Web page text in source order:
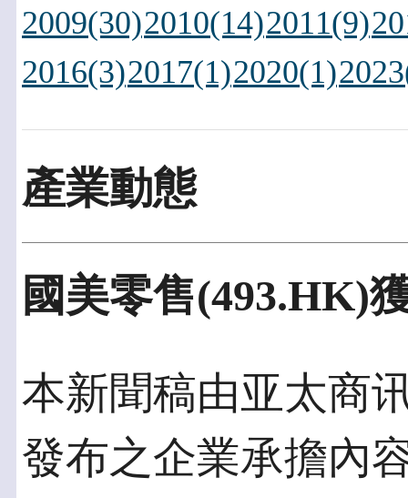
2009(30)2010(14)2011(9)
2016(3)2017(1)2020(1)
產業動態
國美零售(493.HK)
本新聞稿由亚太商
發布之企業承擔內